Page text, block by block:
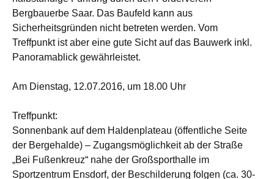
Bergbauerbe Saar. Das Baufeld kann aus
Sicherheitsgründen nicht betreten werden. Vom
Treffpunkt ist aber eine gute Sicht auf das Bauwerk inkl.
Panoramablick gewährleistet.
Am Dienstag, 12.07.2016, um 18.00 Uhr
Treffpunkt:
Sonnenbank auf dem Haldenplateau (öffentliche Seite
der Bergehalde) – Zugangsmöglichkeit ab der Straße
„Bei Fußenkreuz“ nahe der Großsporthalle im
Sportzentrum Ensdorf, der Beschilderung folgen (ca. 30-